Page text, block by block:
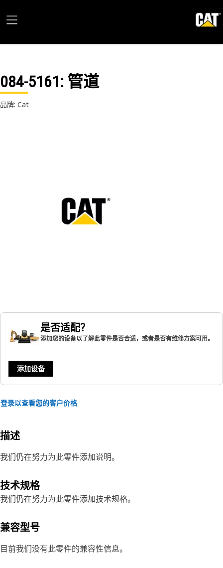
084-5161: 管道
品牌: Cat
是否适配？
添加您的设备以了解此零件是否合适，或者是否有维修方案可用。
添加设备
登录以查看您的客户价格
描述
我们仍在努力为此零件添加说明。
技术规格
我们仍在努力为此零件添加技术规格。
兼容型号
目前我们没有此零件的兼容性信息。